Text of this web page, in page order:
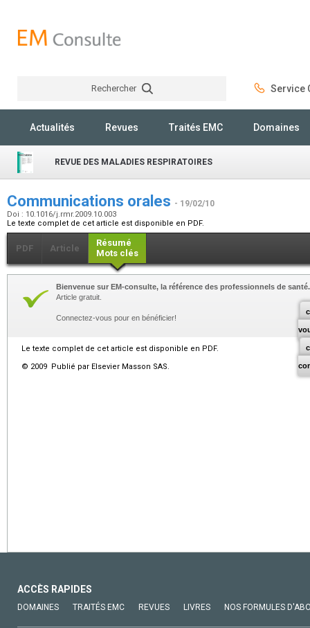
Rechercher Service
Actualités Revues Traités EMC Domaines
REVUE DES MALADIES RESPIRATOIRES
Communications orales - 19/02/10
Doi : 10.1016/j.rmr.2009.10.003
Le texte complet de cet article est disponible en PDF.
PDF Article
Résumé
Mots clés
Bienvenue sur EM-consulte, la référence des professionnels de santé.
Article gratuit.
Connectez-vous pour en bénéficier!
Le texte complet de cet article est disponible en PDF.
© 2009 Publié par Elsevier Masson SAS.
ACCÈS RAPIDES
DOMAINES TRAITÉS EMC REVUES LIVRES NOS FORMULES